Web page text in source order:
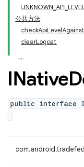
公共方法
clearLogcat
INative
public interface